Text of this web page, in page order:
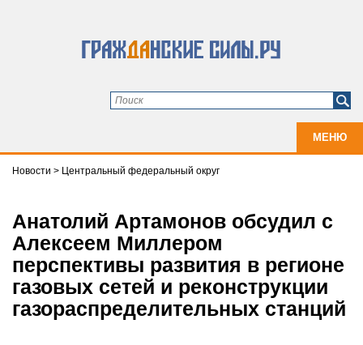
МЕНЮ
Новости > Центральный федеральный округ
Анатолий Артамонов обсудил с
Алексеем Миллером
перспективы развития в регионе
газовых сетей и реконструкции
газораспределительных станций